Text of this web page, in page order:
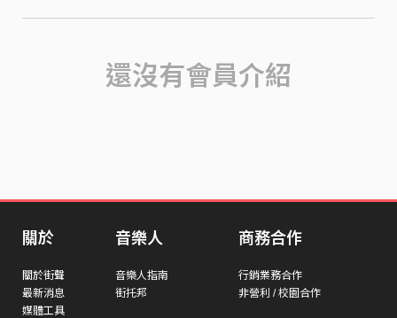
還沒有會員介紹
關於
關於街聲
最新消息
媒體工具
音樂人
音樂人指南
街托邦
商務合作
行銷業務合作
非營利 / 校園合作